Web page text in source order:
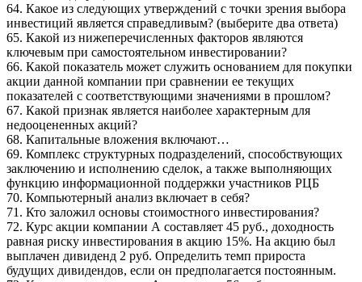
64. Какое из следующих утверждений с точки зрения выбора
инвестиций является справедливым? (выберите два ответа)
65. Какой из нижеперечисленных факторов являются
ключевым при самостоятельном инвестировании?
66. Какой показатель может служить основанием для покупки
акции данной компании при сравнении ее текущих
показателей с соответствующими значениями в прошлом?
67. Какой признак является наиболее характерным для
недооцененных акций?
68. Капитальные вложения включают…
69. Комплекс структурных подразделений, способствующих
заключению и исполнению сделок, а также выполняющих
функцию информационной поддержки участников РЦБ
70. Компьютерный анализ включает в себя?
71. Кто заложил основы стоимостного инвестирования?
72. Курс акции компании А составляет 45 руб., доходность
равная риску инвестирования в акцию 15%. На акцию был
выплачен дивиденд 2 руб. Определить темп прироста
будущих дивидендов, если он предполагается постоянным.